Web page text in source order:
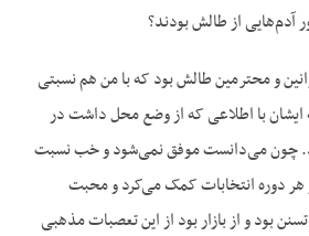
از طالش بودند؟
و محترمین طالش بود که با من هم نسبتی
با اطلاعی که از وضع محل داشت در
چون می‌دانست موفق نمی‌شود و خب نسبت
دوره انتخابات کمک می‌کرد و محبت
بود و از بازار بود از این تعصبات مذهبی